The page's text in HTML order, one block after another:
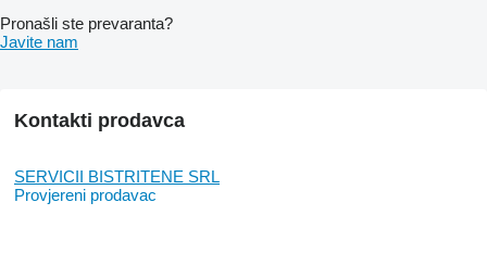
Pronašli ste prevaranta?
Javite nam
Kontakti prodavca
SERVICII BISTRITENE SRL
Provjereni prodavac